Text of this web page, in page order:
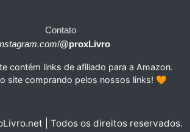
Contato
/@proxLivro
contém links de afiliado para a Amazon.
site comprando pelos nossos links! 🧡
| Todos os direitos reservados.